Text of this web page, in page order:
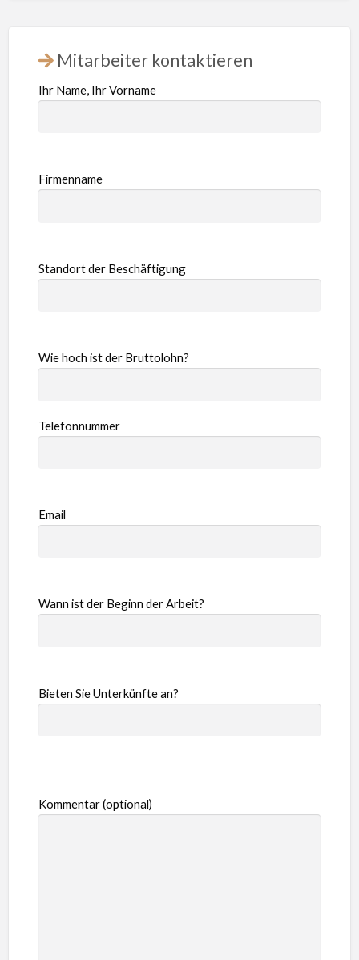
Mitarbeiter kontaktieren
Ihr Name, Ihr Vorname
Firmenname
Standort der Beschäftigung
Wie hoch ist der Bruttolohn?
Telefonnummer
Email
Wann ist der Beginn der Arbeit?
Bieten Sie Unterkünfte an?
Kommentar (optional)